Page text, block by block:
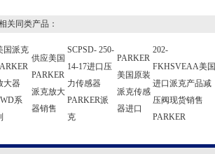
同类产品：
国派克
大器
系
供应美国
PARKER
派克放大
器销售
SCPSD- 250-
14-17进口压
力传感器
PARKER派
克
PARKER
美国原装
派克传感
器进口
202-
FKHSVEAA美国
进口派克产品减
压阀现货销售
PARKER